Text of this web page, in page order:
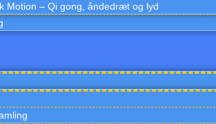
Motion – Qi gong, åndedræt og lyd